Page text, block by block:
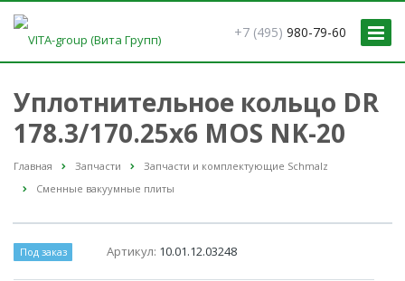
+7 (495) 980-79-60
Уплотнительное кольцо DR
178.3/170.25x6 MOS NK-20
Главная Запчасти
Запчасти и комплектующие Schmalz
Сменные вакуумные плиты
Под заказ Артикул: 10.01.12.03248